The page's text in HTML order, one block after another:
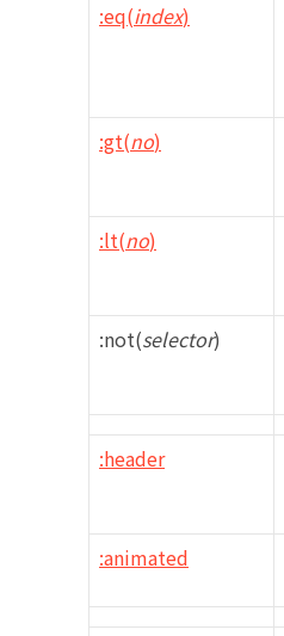
:eq(index)
:gt(no)
:lt(no)
:not(selector)
:header
:animated